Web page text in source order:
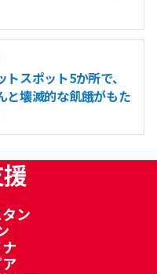
スポット5か所で、
と壊滅的な飢餓がもた
ン